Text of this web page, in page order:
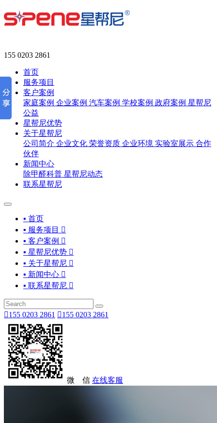
155 0203 2861
首页
服务项目
客户案例
家庭案例 企业案例 汽车案例 学校案例 政府案例 星帮尼
公益
星帮尼优势
关于星帮尼
公司简介 企业文化 荣誉资质 企业环境 实验室展示 合作
伙伴
新闻中心
除甲醛科普 星帮尼动态
联系星帮尼
▪ 首页
▪ 服务项目 
▪ 客户案例 
▪ 星帮尼优势 
▪ 关于星帮尼 
▪ 新闻中心 
▪ 联系星帮尼 
155 0203 2861 155 0203 2861
微 信 在线客服